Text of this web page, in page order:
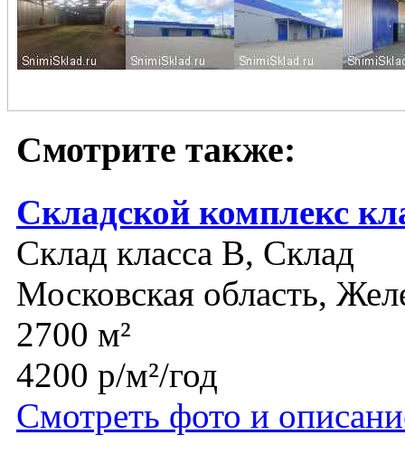
Смотрите также:
Складской комплекс
Склад класса B, Склад
Московская область,
2700 м²
4200 р/м²/год
Смотреть фото и